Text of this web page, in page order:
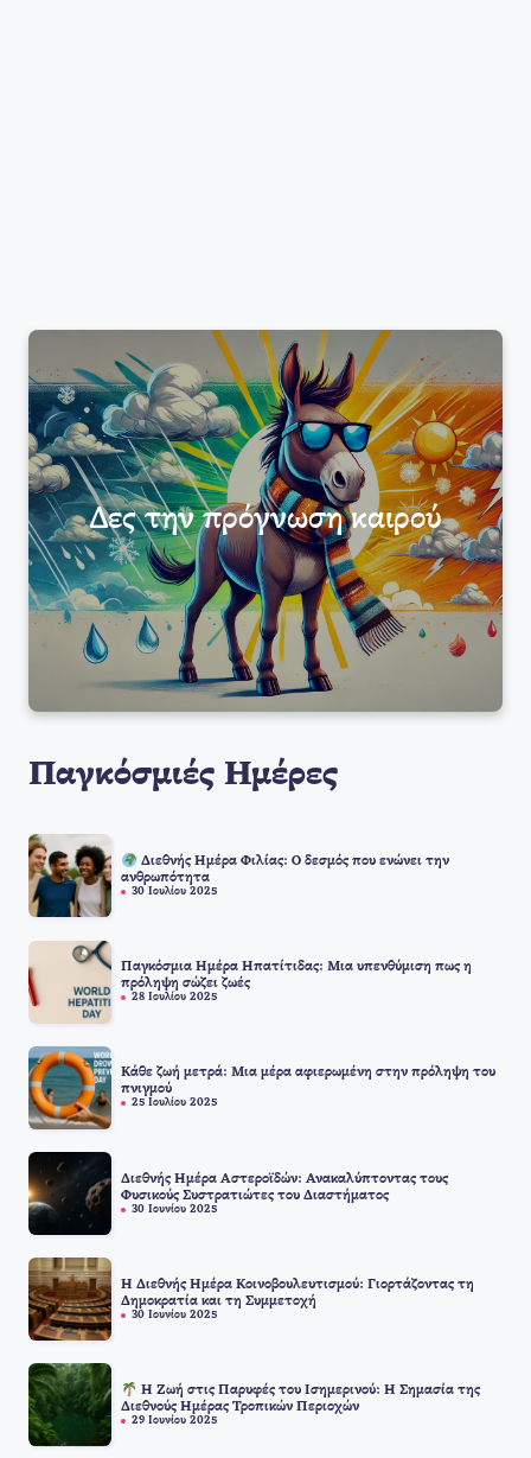
Δες την πρόγνωση καιρού
Παγκόσμιές Ημέρες
Διεθνής Ημέρα Φιλίας: Ο δεσμός που ενώνει την
ανθρωπότητα
30 Ιουλίου 2025
Παγκόσμια Ημέρα Ηπατίτιδας: Μια υπενθύμιση πως η
πρόληψη σώζει ζωές
28 Ιουλίου 2025
Κάθε ζωή μετρά: Μια μέρα αφιερωμένη στην πρόληψη του
πνιγμού
25 Ιουλίου 2025
Διεθνής Ημέρα Αστεροϊδών: Ανακαλύπτοντας τους
Φυσικούς Συστρατιώτες του Διαστήματος
30 Ιουνίου 2025
Η Διεθνής Ημέρα Κοινοβουλευτισμού: Γιορτάζοντας τη
Δημοκρατία και τη Συμμετοχή
30 Ιουνίου 2025
Η Ζωή στις Παρυφές του Ισημερινού: Η Σημασία της
Διεθνούς Ημέρας Τροπικών Περιοχών
29 Ιουνίου 2025